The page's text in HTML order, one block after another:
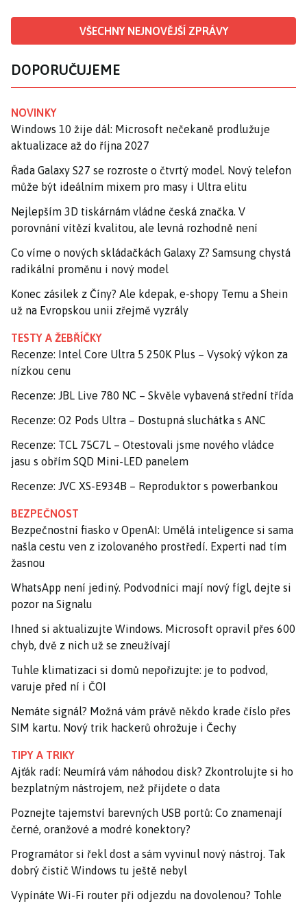
VŠECHNY NEJNOVĚJŠÍ ZPRÁVY
DOPORUČUJEME
NOVINKY
Windows 10 žije dál: Microsoft nečekaně prodlužuje
aktualizace až do října 2027
Řada Galaxy S27 se rozroste o čtvrtý model. Nový telefon
může být ideálním mixem pro masy i Ultra elitu
Nejlepším 3D tiskárnám vládne česká značka. V
porovnání vítězí kvalitou, ale levná rozhodně není
Co víme o nových skládačkách Galaxy Z? Samsung chystá
radikální proměnu i nový model
Konec zásilek z Číny? Ale kdepak, e-shopy Temu a Shein
už na Evropskou unii zřejmě vyzrály
TESTY A ŽEBŘÍČKY
Recenze: Intel Core Ultra 5 250K Plus – Vysoký výkon za
nízkou cenu
Recenze: JBL Live 780 NC – Skvěle vybavená střední třída
Recenze: O2 Pods Ultra – Dostupná sluchátka s ANC
Recenze: TCL 75C7L – Otestovali jsme nového vládce
jasu s obřím SQD Mini-LED panelem
Recenze: JVC XS-E934B – Reproduktor s powerbankou
BEZPEČNOST
Bezpečnostní fiasko v OpenAI: Umělá inteligence si sama
našla cestu ven z izolovaného prostředí. Experti nad tím
žasnou
WhatsApp není jediný. Podvodníci mají nový fígl, dejte si
pozor na Signalu
Ihned si aktualizujte Windows. Microsoft opravil přes 600
chyb, dvě z nich už se zneužívají
Tuhle klimatizaci si domů nepořizujte: je to podvod,
varuje před ní i ČOI
Nemáte signál? Možná vám právě někdo krade číslo přes
SIM kartu. Nový trik hackerů ohrožuje i Čechy
TIPY A TRIKY
Ajťák radí: Neumírá vám náhodou disk? Zkontrolujte si ho
bezplatným nástrojem, než přijdete o data
Poznejte tajemství barevných USB portů: Co znamenají
černé, oranžové a modré konektory?
Programátor si řekl dost a sám vyvinul nový nástroj. Tak
dobrý čistič Windows tu ještě nebyl
Vypínáte Wi-Fi router při odjezdu na dovolenou? Tohle